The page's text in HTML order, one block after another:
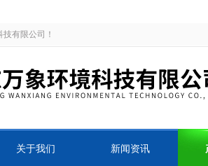
有限公司！
关于我们 新闻资讯